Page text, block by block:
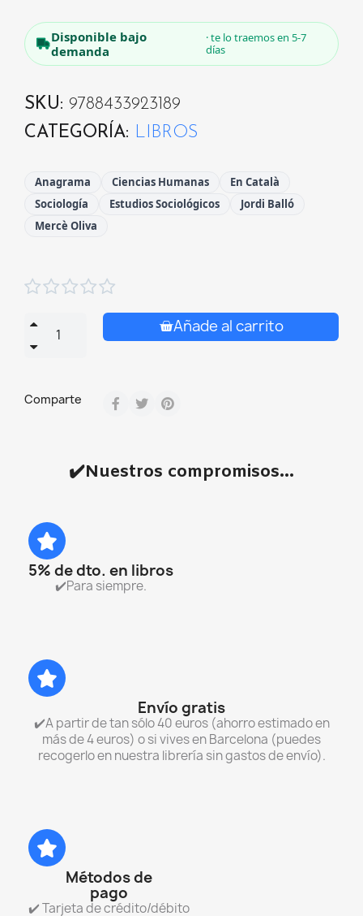
Disponible bajo
demanda
· te lo traemos en 5-7
días
SKU
9788433923189
CATEGORÍA
LIBROS
Anagrama Ciencias Humanas
En Català
Sociología
Estudios Sociológicos
Jordi Balló
Mercè Oliva

Añade al carrito
Comparte
✔️Nuestros compromisos...
5% de dto. en libros
✔️Para siempre.
Envío gratis
✔️A partir de tan sólo 40 euros (ahorro estimado en
más de 4 euros) o si vives en Barcelona (puedes
recogerlo en nuestra librería sin gastos de envío).
Métodos de
pago
✔️ Tarjeta de crédito/débito